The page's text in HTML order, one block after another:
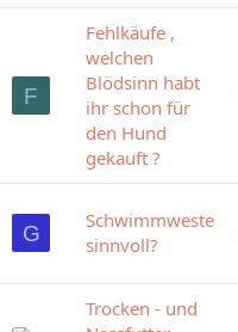
F
Fehlkäufe ,
welchen
Blödsinn habt
ihr schon für
den Hund
gekauft ?
G
Schwimmweste
sinnvoll?
Trocken - und